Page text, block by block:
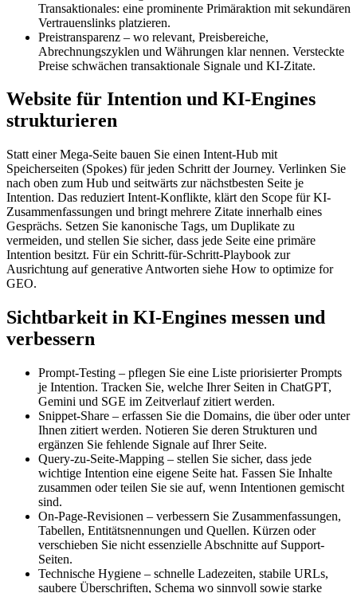
Transaktionales: eine prominente Primäraktion mit sekundären
Vertrauenslinks platzieren.
Preistransparenz – wo relevant, Preisbereiche,
Abrechnungszyklen und Währungen klar nennen. Versteckte
Preise schwächen transaktionale Signale und KI-Zitate.
Website für Intention und KI-Engines
strukturieren
Statt einer Mega-Seite bauen Sie einen Intent-Hub mit
Speicherseiten (Spokes) für jeden Schritt der Journey. Verlinken Sie
nach oben zum Hub und seitwärts zur nächstbesten Seite je
Intention. Das reduziert Intent-Konflikte, klärt den Scope für KI-
Zusammenfassungen und bringt mehrere Zitate innerhalb eines
Gesprächs. Setzen Sie kanonische Tags, um Duplikate zu
vermeiden, und stellen Sie sicher, dass jede Seite eine primäre
Intention besitzt. Für ein Schritt-für-Schritt-Playbook zur
Ausrichtung auf generative Antworten siehe How to optimize for
GEO.
Sichtbarkeit in KI-Engines messen und
verbessern
Prompt-Testing – pflegen Sie eine Liste priorisierter Prompts
je Intention. Tracken Sie, welche Ihrer Seiten in ChatGPT,
Gemini und SGE im Zeitverlauf zitiert werden.
Snippet-Share – erfassen Sie die Domains, die über oder unter
Ihnen zitiert werden. Notieren Sie deren Strukturen und
ergänzen Sie fehlende Signale auf Ihrer Seite.
Query-zu-Seite-Mapping – stellen Sie sicher, dass jede
wichtige Intention eine eigene Seite hat. Fassen Sie Inhalte
zusammen oder teilen Sie sie auf, wenn Intentionen gemischt
sind.
On-Page-Revisionen – verbessern Sie Zusammenfassungen,
Tabellen, Entitätsnennungen und Quellen. Kürzen oder
verschieben Sie nicht essenzielle Abschnitte auf Support-
Seiten.
Technische Hygiene – schnelle Ladezeiten, stabile URLs,
saubere Überschriften, Schema wo sinnvoll sowie starke